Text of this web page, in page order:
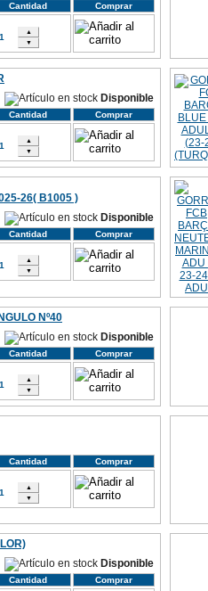
Cantidad Comprar
Disponible
Cantidad Comprar
26( B1005 )
Disponible
Cantidad Comprar
Nº40
Disponible
Cantidad Comprar
Cantidad Comprar
Disponible
Cantidad Comprar